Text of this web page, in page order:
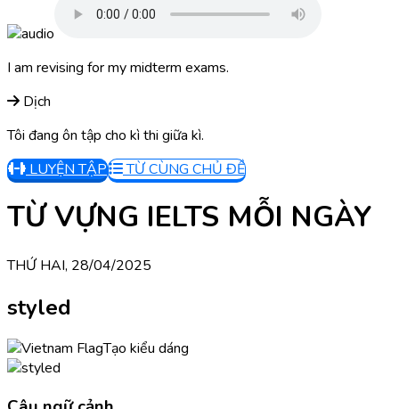
I am revising for my midterm exams.
Dịch
Tôi đang ôn tập cho kì thi giữa kì.
LUYỆN TẬP
TỪ CÙNG CHỦ ĐỀ
TỪ VỰNG IELTS MỖI NGÀY
THỨ HAI, 28/04/2025
styled
Tạo kiểu dáng